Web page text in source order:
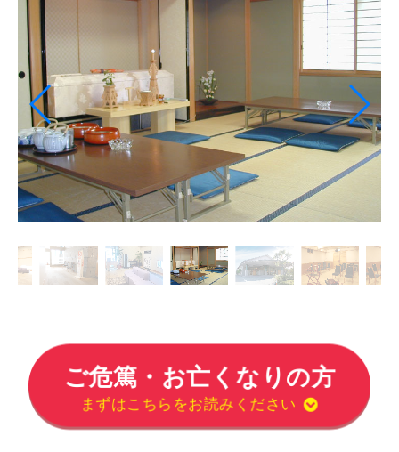
ご危篤・お亡くなりの方
まずはこちらをお読みください